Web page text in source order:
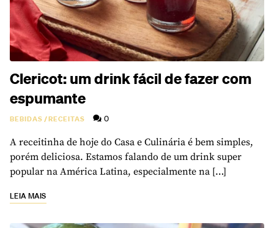
Clericot: um drink fácil de fazer com
espumante
BEBIDAS/RECEITAS 0
A receitinha de hoje do Casa e Culinária é bem simples,
porém deliciosa. Estamos falando de um drink super
popular na América Latina, especialmente na […]
LEIA MAIS